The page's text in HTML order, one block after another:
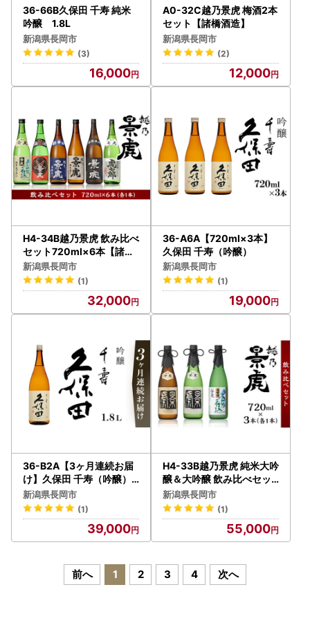
36-66B久保田 千寿 純米
吟醸 1.8L
新潟県長岡市
(3)
16,000
A0-32C越乃景虎 梅酒2本
セット【諸橋酒造】
新潟県長岡市
(2)
12,000
H4-34B越乃景虎 飲み比べ
セット720ml×6本【諸橋
酒造】
新潟県長岡市
(1)
32,000
36-A6A【720ml×3本】
久保田 千寿（吟醸）
新潟県長岡市
(1)
19,000
36-B2A【3ヶ月連続お届
け】久保田 千寿（吟醸）1.
8L
新潟県長岡市
(1)
39,000
H4-33B越乃景虎 純米大吟
醸＆大吟醸 飲み比べセッ
ト720ml×3本【諸橋酒造
】
新潟県長岡市
(1)
55,000
前へ 1 2 3 4 次へ